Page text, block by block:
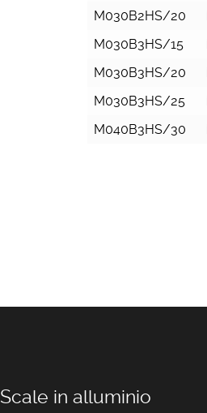
M030B2HS/20
M030B3HS/15
M030B3HS/20
M030B3HS/25
M040B3HS/30
Scale in alluminio